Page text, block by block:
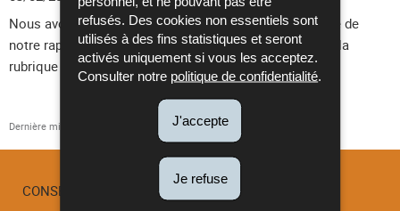
refusés. Des cookies non essentiels sont
utilisés à des fins statistiques et seront
activés uniquement si vous les acceptez.
Consulter notre politique de confidentialité
J'accepte
Je refuse
Nous avons le plaisir de vous annoncer la mise en ligne de
notre rapport d'activité 2025. Il peut être consulté sous la
rubrique "Publications".
Dernière mise à jour
CONSEIL SCIENTIFIQUE